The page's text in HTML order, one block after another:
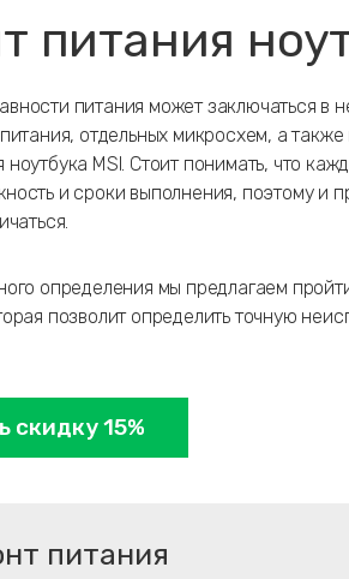
питания
питания может заключаться в
отдельных микросхем, а
ноутбука MSI. Стоит понимать, что
и сроки выполнения, поэтому и
определения мы предлагаем
позволит определить точную
скидку 15%
питания